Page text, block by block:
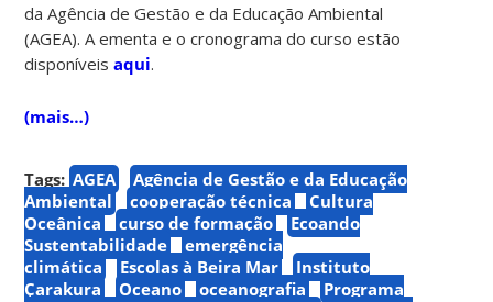
da Agência de Gestão e da Educação Ambiental
(AGEA). A ementa e o cronograma do curso estão
disponíveisaqui.
(mais…)
Tags: AGEA
Agência de Gestão e da Educação
Ambiental
cooperação técnica
Cultura
Oceânica
curso de formação
Ecoando
Sustentabilidade
emergência
climática
Escolas à Beira Mar
Instituto
Çarakura
Oceano oceanografia
Programa